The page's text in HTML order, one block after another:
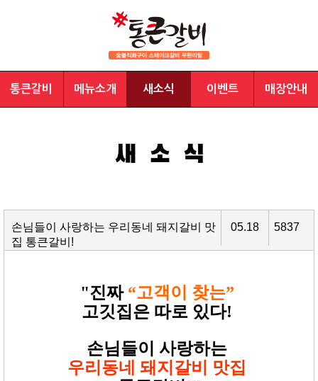
통큰갈비 메뉴소개 새소식 이벤트 매장안내
손님들이 사랑하는 우리동네 돼지갈비 맛
집 통큰갈비!
05.18 5837
"진짜 “고객이 찾는”
고깃집은 따로 있다!
손님들이 사랑하는
우리동네 돼지갈비 맛집